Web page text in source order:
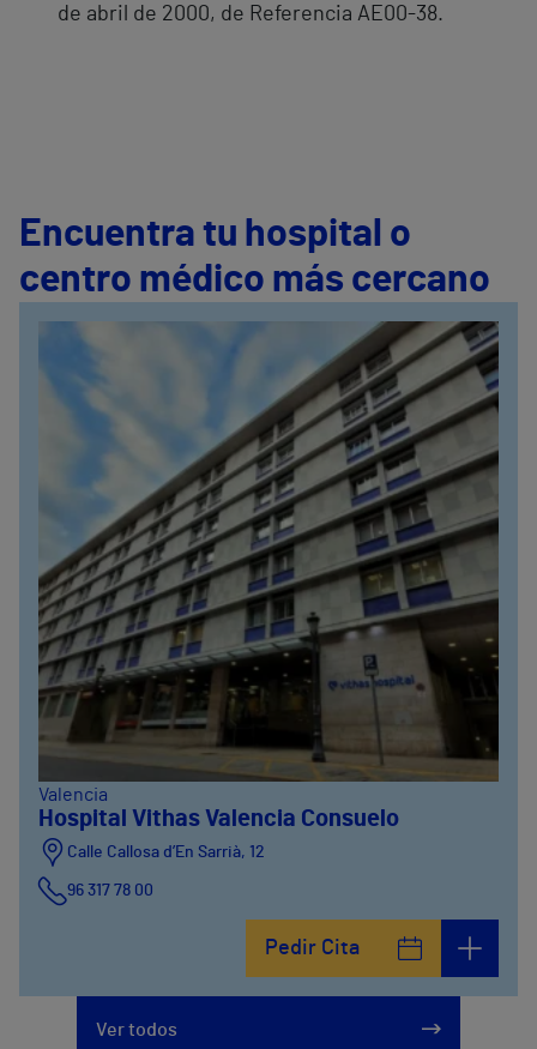
de abril de 2000, de Referencia AE00-38.
Encuentra tu hospital o
centro médico más cercano
Valencia
Hospital Vithas Valencia Consuelo
Calle Callosa d’En Sarrià, 12
96 317 78 00
Pedir Cita
Ver todos